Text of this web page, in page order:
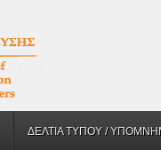
ΔΕΛΤΙΑ ΤΥΠΟΥ /